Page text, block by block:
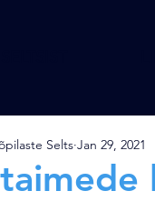
Selts Jan 29, 2021